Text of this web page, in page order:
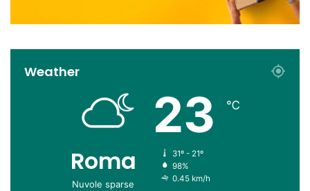
Weather
Roma
Nuvole sparse
23 ℃
31º - 21º
98%
0.45 km/h